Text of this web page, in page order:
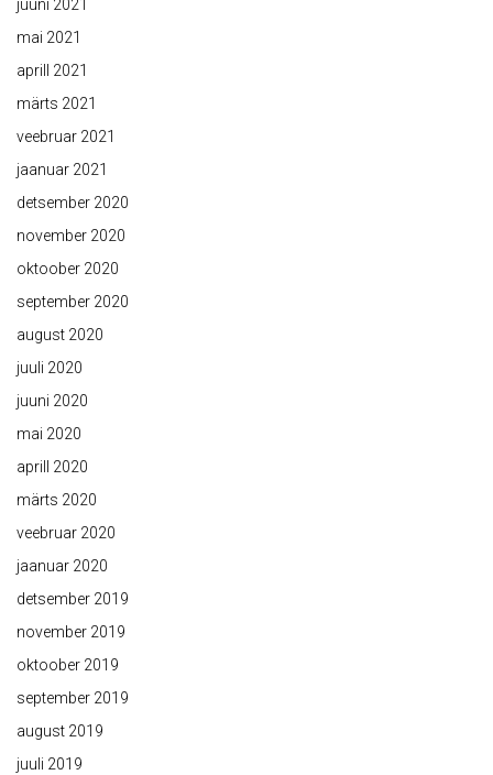
juuni 2021
mai 2021
aprill 2021
märts 2021
veebruar 2021
jaanuar 2021
detsember 2020
november 2020
oktoober 2020
september 2020
august 2020
juuli 2020
juuni 2020
mai 2020
aprill 2020
märts 2020
veebruar 2020
jaanuar 2020
detsember 2019
november 2019
oktoober 2019
september 2019
august 2019
juuli 2019